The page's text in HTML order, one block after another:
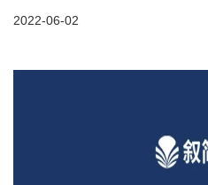
2022-06-02